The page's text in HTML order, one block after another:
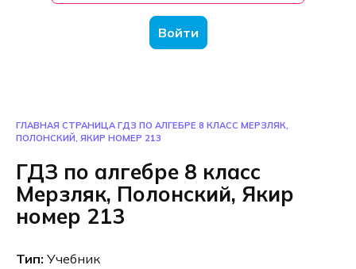
Войти
ГЛАВНАЯ СТРАНИЦА ГДЗ ПО АЛГЕБРЕ 8 КЛАСС МЕРЗЛЯК,
ПОЛОНСКИЙ, ЯКИР НОМЕР 213
ГДЗ по алгебре 8 класс
Мерзляк, Полонский, Якир
номер 213
Тип: Учебник